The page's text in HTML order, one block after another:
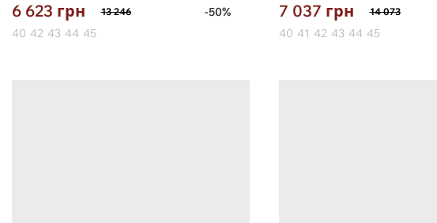
6 623 грн 13 246
-50%
40 42 43 44 45
7 037 грн 14 073
40 41 42 43 44 45